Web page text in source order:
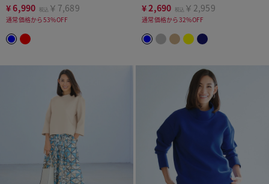
¥6,990 税込 ￥7,689
通常価格から53%OFF
¥2,690 税込 ￥2,959
通常価格から32%OFF